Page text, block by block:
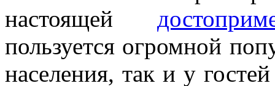
настоящей
пользуется огромной
населения, так и у